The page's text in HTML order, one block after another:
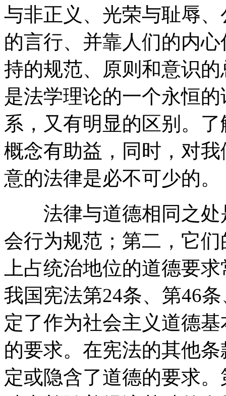
与非正义、光荣与耻辱
的言行、并靠人们的内
持的规范、原则和意识
是法学理论的一个永恒
系，又有明显的区别。
概念有助益，同时，对
意的法律是必不可少的。
法律与道德相同之处
会行为规范；第二，它
上占统治地位的道德要
我国宪法第24条、第46
定了作为社会主义道德
的要求。在宪法的其他
定或隐含了道德的要求